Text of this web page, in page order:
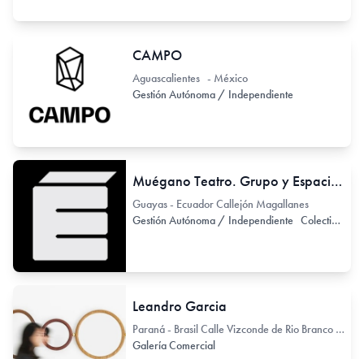
CAMPO
Aguascalientes - México
Gestión Autónoma / Independiente
Muégano Teatro. Grupo y Espacio de Teatro independiente
Guayas - Ecuador Callejón Magallanes
Gestión Autónoma / Independiente Colectivo de Arte / Colectivo de Artistas
Leandro Garcia
Paraná - Brasil Calle Vizconde de Rio Branco 1488
Galería Comercial